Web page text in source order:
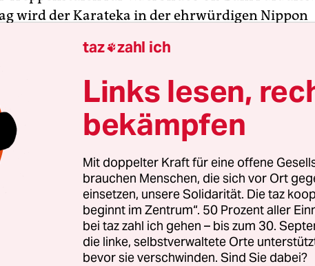
wird der Karateka in der ehrwürdigen Nippon
und auf der Bühne war, da habe ich gedacht,
das ist der Himmel für mich.“
mit den Tiefen des Lebens aus. Im
wochenlanger Flucht vor dem Krieg in der
schwer verletzt von einem brutalen
Flüchtlingslager aufgenommen worden.
Refugee Team beim wichtigsten
Kata an. Ein Solokampf gegen einen
Choreografie. Shueb beginnt mit
Detail der Fingerkrümmung gehenden
taz zahl ich
Links lesen,
bekämpfen
Mit doppelter Kraft für eine offene
brauchen Menschen, die sich vor Ort
einsetzen, unsere Solidarität. Die taz
beginnt im Zentrum“. 50 Prozent aller
bei taz zahl ich gehen – bis zum 30.
die linke, selbstverwaltete Orte
bevor sie verschwinden. Sind Sie dabei?